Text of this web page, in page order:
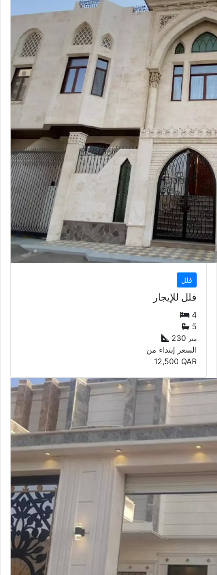
فلل
فلل للإيجار
4
5
230
متر
السعر إبتداء من
12,500 QAR